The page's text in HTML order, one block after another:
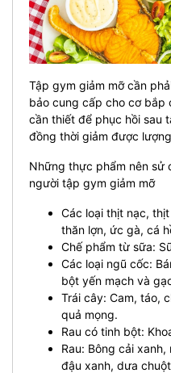
Tập gym giảm mỡ cần
bảo cung cấp cho cơ bắp
cần thiết để phục hồi sau
đồng thời giảm được
Những thực phẩm nên sử
người tập gym giảm mỡ
Các loại thịt nạc,
thăn lợn, ức gà, cá
Chế phẩm từ sữa:
Các loại ngũ cốc:
bột yến mạch và
Trái cây: Cam, táo,
quả mọng.
Rau có tinh bột:
Rau: Bông cải
đậu xanh, dưa